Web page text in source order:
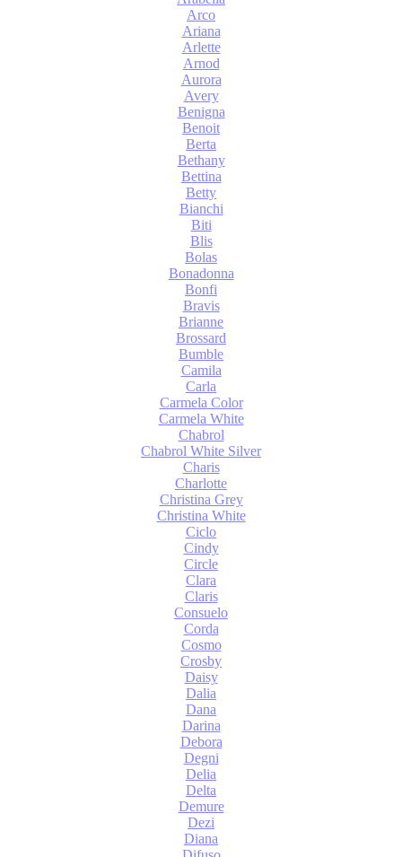
Arco
Ariana
Arlette
Arnod
Aurora
Avery
Benigna
Benoit
Berta
Bethany
Bettina
Betty
Bianchi
Biti
Blis
Bolas
Bonadonna
Bonfi
Bravis
Brianne
Brossard
Bumble
Camila
Carla
Carmela Color
Carmela White
Chabrol
Chabrol White Silver
Charis
Charlotte
Christina Grey
Christina White
Ciclo
Cindy
Circle
Clara
Claris
Consuelo
Corda
Cosmo
Crosby
Daisy
Dalia
Dana
Darina
Debora
Degni
Delia
Delta
Demure
Dezi
Diana